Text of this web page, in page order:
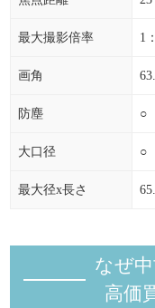
最大撮影倍率 1
画角
防塵 ○
大口径 ○
最大径x長さ
なぜ
高価